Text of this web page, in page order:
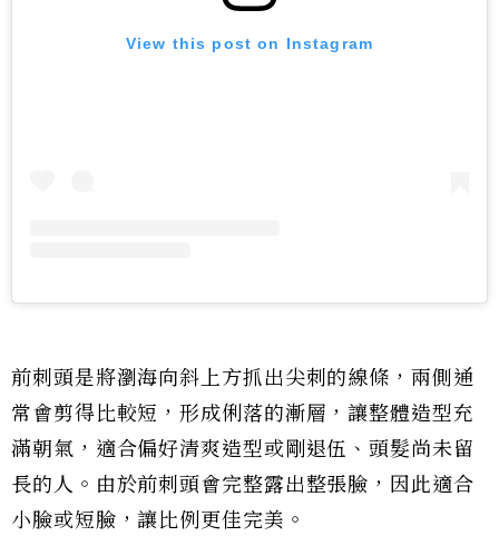
View this post on Instagram
前刺頭是將瀏海向斜上方抓出尖刺的線條，兩側通
常會剪得比較短，形成俐落的漸層，讓整體造型充
滿朝氣，適合偏好清爽造型或剛退伍、頭髮尚未留
長的人。由於前刺頭會完整露出整張臉，因此適合
小臉或短臉，讓比例更佳完美。